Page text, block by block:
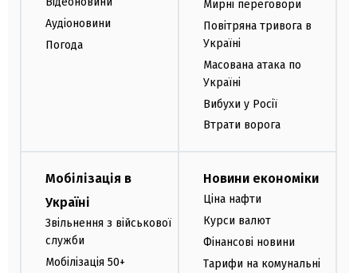
Аудіоновини
Погода
Мирні переговори
Повітряна тривога в
Україні
Масована атака по
Україні
Вибухи у Росії
Втрати ворога
Мобілізація в
Україні
Звільнення з військової
служби
Мобілізація 50+
Новини економіки
Ціна нафти
Курси валют
Фінансові новини
Тарифи на комунальні